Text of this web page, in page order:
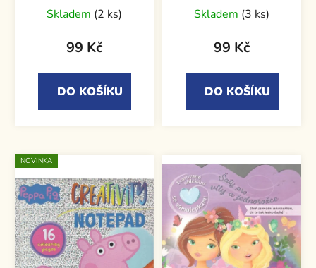
samolepkami
Skladem (2 ks)
99 Kč
DO KOŠÍKU
Skladem (3 ks)
99 Kč
DO KOŠÍKU
NOVINKA